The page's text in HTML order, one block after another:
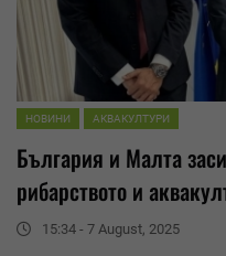
НОВИНИ АКВАКУЛТУРИ
България и Малта
рибарството и
15:34 - 7 August, 2025